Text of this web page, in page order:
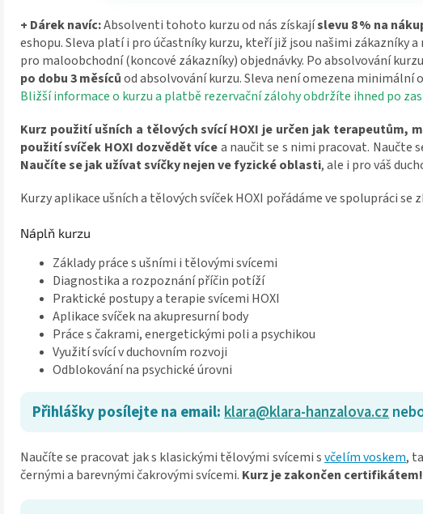
+ Dárek navíc:Absolventi tohoto kurzu od nás získajíslevu 8 % na
eshopu. Sleva platí i pro účastníky kurzu, kteří již jsou našimi zákazníky
pro maloobchodní (koncové zákazníky) objednávky. Po absolvování
po dobu 3 měsícůod absolvování kurzu. Sleva není omezena minimální
Bližší informace o kurzu a platbě rezervační zálohy obdržíte ihned po
Kurz použití ušních a tělových svící HOXI je určen jak terapeutům,
použití svíček HOXI dozvědět vícea naučit se s nimi pracovat. Naučte
Naučíte se jak užívat svíčky nejen ve fyzické oblasti, ale i pro váš
Kurzy aplikace ušních a tělových svíček HOXI pořádáme ve spolupráci
Náplň kurzu
Základy práce s ušními i tělovými svícemi
Diagnostika a rozpoznání příčin potíží
Praktické postupy a terapie svícemi HOXI
Aplikace svíček na akupresurní body
Práce s čakrami, energetickými poli a psychikou
Využití svící v duchovním rozvoji
Odblokování na psychické úrovni
Přihlášky posílejte na email: klara@klara-hanzalova.cz
Naučíte se pracovat jak s klasickými tělovými svícemi svčelím voskem,
černými a barevnými čakrovými svícemi. Kurz je zakončen certifikátem!